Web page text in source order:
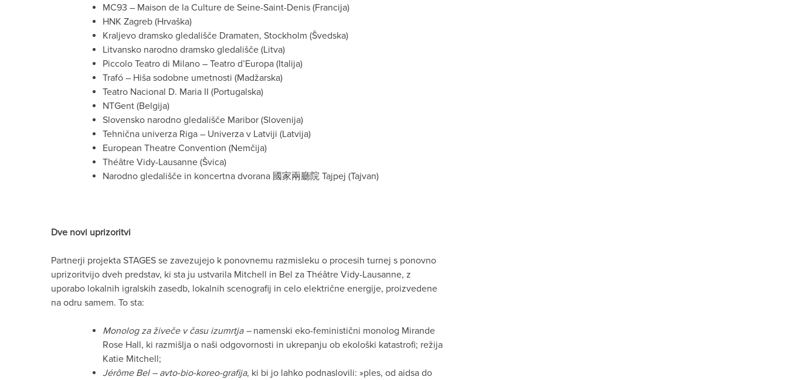
MC93 – Maison de la Culture de Seine-Saint-Denis (Francija)
HNK Zagreb (Hrvaška)
Kraljevo dramsko gledališče Dramaten, Stockholm (Švedska)
Litvansko narodno dramsko gledališče (Litva)
Piccolo Teatro di Milano – Teatro d’Europa (Italija)
Trafó – Hiša sodobne umetnosti (Madžarska)
Teatro Nacional D. Maria II (Portugalska)
NTGent (Belgija)
Slovensko narodno gledališče Maribor (Slovenija)
Tehnična univerza Riga – Univerza v Latviji (Latvija)
European Theatre Convention (Nemčija)
Théâtre Vidy-Lausanne (Švica)
Narodno gledališče in koncertna dvorana 國家兩廳院 Tajpej (Tajvan)
Dve novi uprizoritvi
Partnerji projekta STAGES se zavezujejo k ponovnemu razmisleku o procesih turnej s ponovno
uprizoritvijo dveh predstav, ki sta ju ustvarila Mitchell in Bel za Théâtre Vidy-Lausanne, z
uporabo lokalnih igralskih zasedb, lokalnih scenografij in celo električne energije, proizvedene
na odru samem. To sta:
Monolog za živeče v času izumrtja – namenski eko-feministični monolog Mirande
Rose Hall, ki razmišlja o naši odgovornosti in ukrepanju ob ekološki katastrofi; režija
Katie Mitchell;
Jérôme Bel – avto-bio-koreo-grafija, ki bi jo lahko podnaslovili: »ples, od aidsa do